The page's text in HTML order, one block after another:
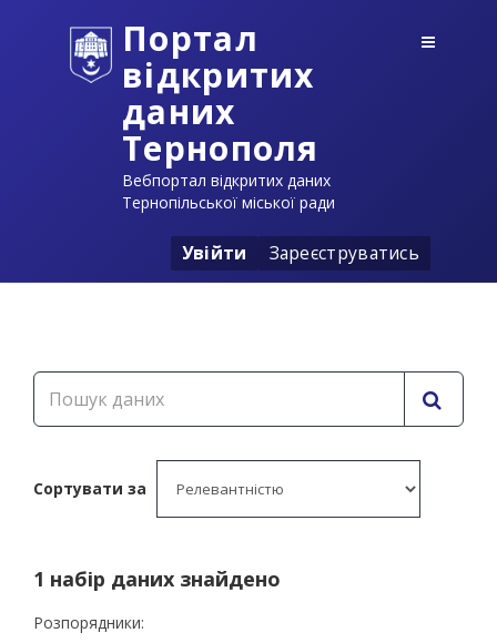
Портал
відкритих
даних
Тернополя
Вебпортал відкритих даних
Тернопільської міської ради
Увійти Зареєструватись
Сортувати за
1 набір даних знайдено
Розпорядники: